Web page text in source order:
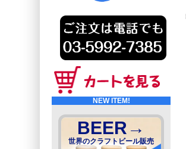
NEW ITEM!
BEER→
世界のクラフトビール販売